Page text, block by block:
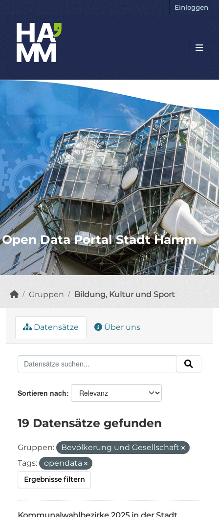
Einloggen
Open Data Portal Stadt Hamm
Gruppen Bildung, Kultur und Sport
Datensätze Über uns
Sortieren nach
19 Datensätze gefunden
Gruppen:
Bevölkerung und Gesellschaft
Tags:
opendata
Ergebnisse filtern